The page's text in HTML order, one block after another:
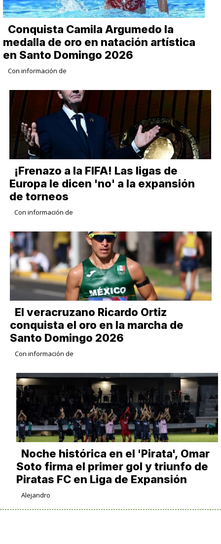
Conquista Camila Argumedo la
medalla de oro en natación artística
en Santo Domingo 2026
Con información de
¡Frenazo a la FIFA! Las ligas de
Europa le dicen 'no' a la expansión
de torneos
Con información de
​El veracruzano Ricardo Ortiz
conquista el oro en la marcha de
Santo Domingo 2026
Con información de
Noche histórica en el 'Pirata', Omar
Soto firma el primer gol y triunfo de
Piratas FC en Liga de Expansión
Alejandro